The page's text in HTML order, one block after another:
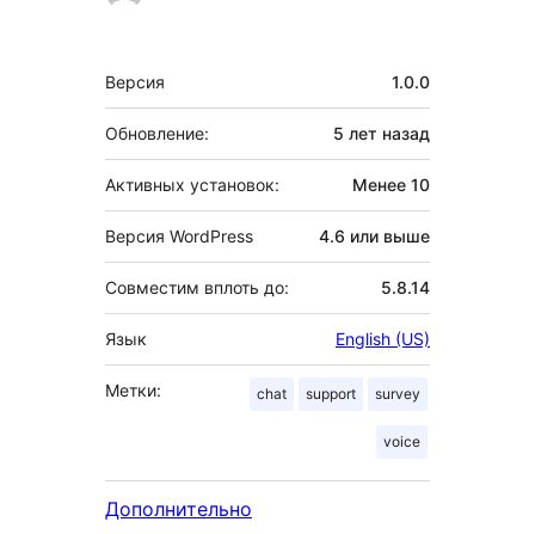
Мета
Версия 1.0.0
Обновление: 5 лет назад
Активных установок: Менее 10
Версия WordPress 4.6 или выше
Совместим вплоть до: 5.8.14
Язык English (US)
Метки: chat support survey
voice
Дополнительно